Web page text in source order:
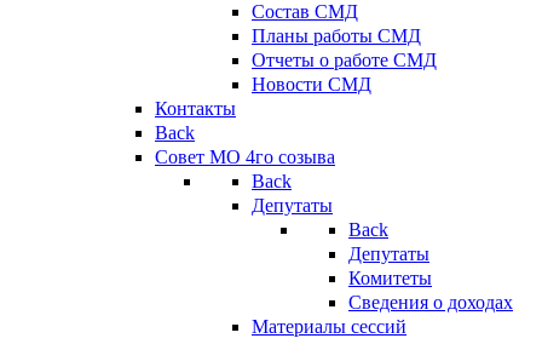
Состав СМД
Планы работы СМД
Отчеты о работе СМД
Новости СМД
Контакты
Back
Совет МО 4го созыва
Back
Депутаты
Back
Депутаты
Комитеты
Сведения о доходах
Материалы сессий